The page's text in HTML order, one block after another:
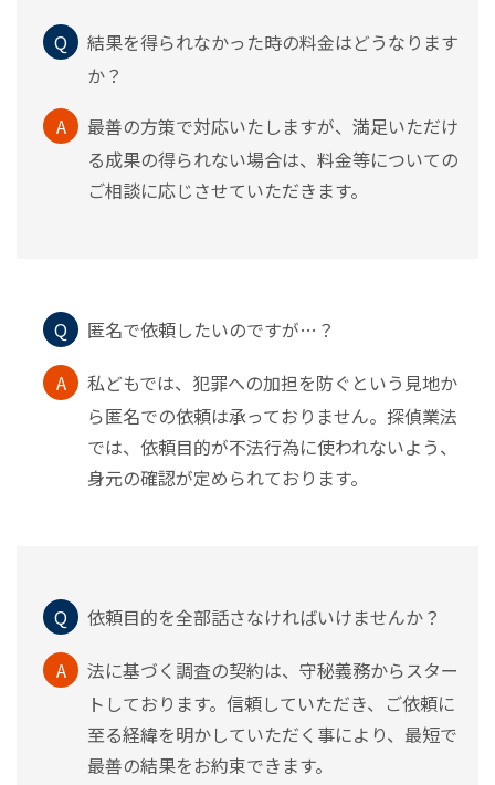
Q
結果を得られなかった時の料金はどうなります
か？
A
最善の方策で対応いたしますが、満足いただけ
る成果の得られない場合は、料金等についての
ご相談に応じさせていただきます。
Q
匿名で依頼したいのですが…？
A
私どもでは、犯罪への加担を防ぐという見地か
ら匿名での依頼は承っておりません。探偵業法
では、依頼目的が不法行為に使われないよう、
身元の確認が定められております。
Q
依頼目的を全部話さなければいけませんか？
A
法に基づく調査の契約は、守秘義務からスター
トしております。信頼していただき、ご依頼に
至る経緯を明かしていただく事により、最短で
最善の結果をお約束できます。